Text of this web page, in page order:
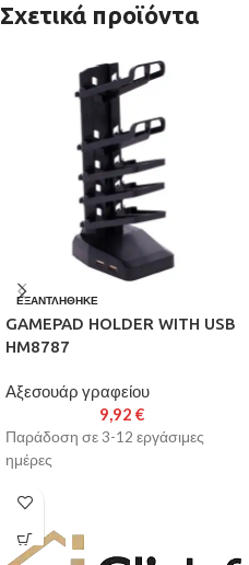
Σχετικά προϊόντα
ΕΞΑΝΤΛΉΘΗΚΕ
GAMEPAD HOLDER WITH USB
HM8787
Αξεσουάρ γραφείου
9,92 €
Παράδοση σε 3-12 εργάσιμες
ημέρες